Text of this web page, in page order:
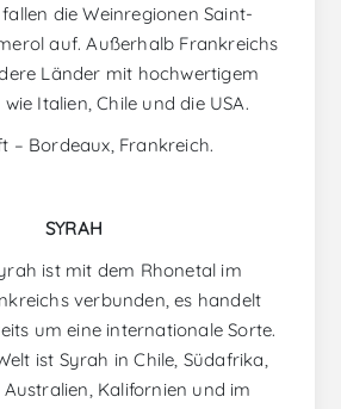
die Weinregionen Saint-
auf. Außerhalb Frankreichs
Länder mit hochwertigem
Italien, Chile und die USA.
– Bordeaux, Frankreich.
SYRAH
ist mit dem Rhonetal im
verbunden, es handelt
um eine internationale Sorte.
ist Syrah in Chile, Südafrika,
Australien, Kalifornien und im